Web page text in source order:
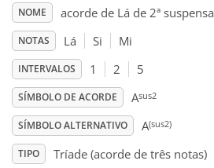
English
Español
NOME acorde de Lá de 2ª suspensa
NOTAS Lá Si Mi
INTERVALOS 1 2 5
SÍMBOLO DE ACORDE Asus2
SÍMBOLO ALTERNATIVO A(sus2)
TIPO Tríade (acorde de três notas)